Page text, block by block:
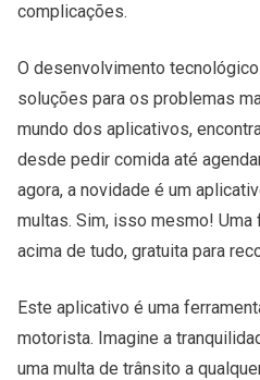
complicações.
O desenvolvimento
soluções para os problemas
mundo dos aplicativos,
desde pedir comida até
agora, a novidade é um
multas. Sim, isso mesmo! Uma
acima de tudo, gratuita para
Este aplicativo é uma
motorista. Imagine a
uma multa de trânsito a